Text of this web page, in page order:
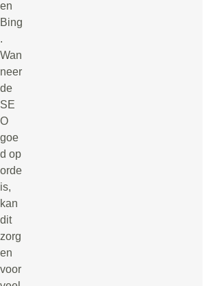
en
Bing
.
Wan
neer
de
SE
O
goe
d op
orde
is,
kan
dit
zorg
en
voor